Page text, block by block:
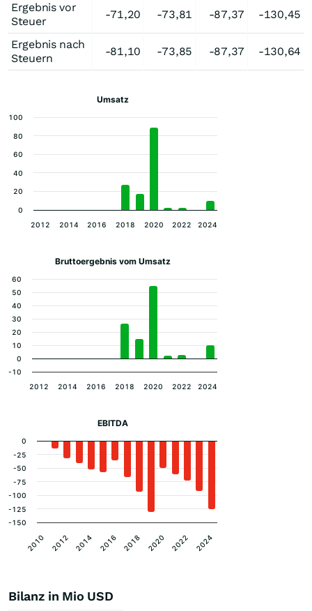
Ergebnis vor
Steuer
-71,20 -73,81 -87,37 -130,45
Ergebnis nach
Steuern
-81,10 -73,85 -87,37 -130,64
Umsatz
2012 2014 2016 2018 2020 2022 2024
0
20
40
60
80
100
Bruttoergebnis vom Umsatz
2012 2014 2016 2018 2020 2022 2024
-10
0
10
20
30
40
50
60
EBITDA
2010 2012 2014 2016 2018 2020 2022 2024
-150
-125
-100
-75
-50
-25
0
Bilanz in Mio USD